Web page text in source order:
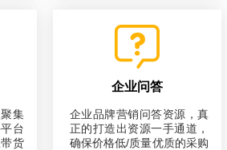
集
台
货
企业问答
企业品牌营销问答资源，真
正的打造出资源一手通道，
确保价格低/质量优质的采购